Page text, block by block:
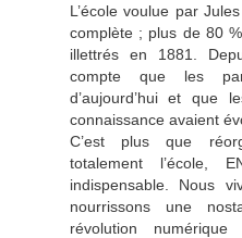
L’école voulue par
complète ; plus de 80
illettrés en 1881.
compte que les
d’aujourd’hui et que
connaissance avaient
C’est plus que
totalement l’école,
indispensable. Nous
nourrissons une
révolution